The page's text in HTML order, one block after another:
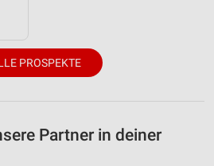
PROSPEKTE
Partner in deiner